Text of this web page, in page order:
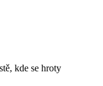
kde se hroty